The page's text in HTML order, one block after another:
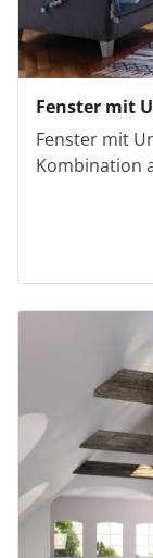
Fenster mit
Fenster mit
Kombination